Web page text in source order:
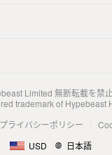
Limited 無断転載を禁
trademark of Hypebeast
プライバシーポリシー
USD
日本語